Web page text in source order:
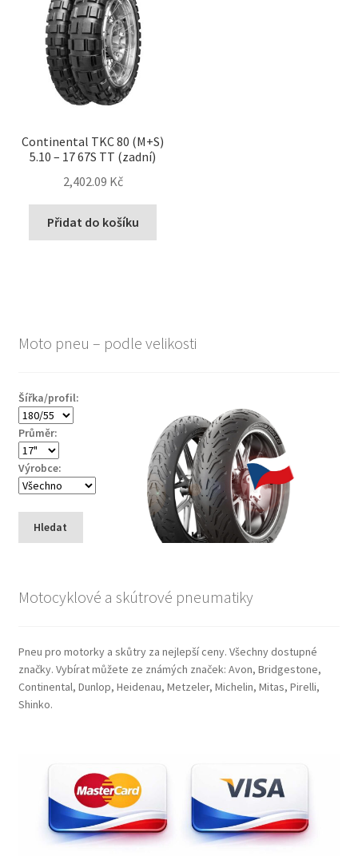
Continental TKC 80 (M+S)
5.10 – 17 67S TT (zadní)
2,402.09 Kč
Přidat do košíku
Moto pneu – podle velikosti
Šířka/profil:
Průměr:
Výrobce:
Hledat
Motocyklové a skútrové pneumatiky
Pneu pro motorky a skůtry za nejlepší ceny. Všechny dostupné
značky. Vybírat můžete ze známých značek: Avon, Bridgestone,
Continental, Dunlop, Heidenau, Metzeler, Michelin, Mitas, Pirelli,
Shinko.